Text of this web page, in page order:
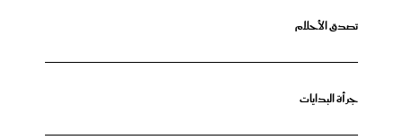
تصدق الأحلام
جرأة البدايات